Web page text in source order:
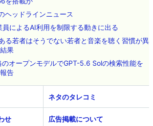
を搭載か
ヘッドラインニュース
によるAI利用を制限する動きに出る
果
ネタのタレコミ